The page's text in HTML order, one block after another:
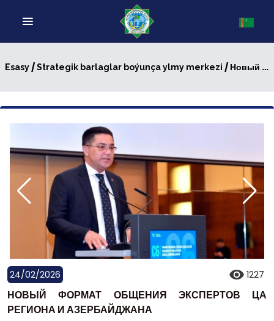
Esasy/Strategik barlaglar boýunça ylmy merkezi / Новый формат общения экспертов ЦА региона и Азербайджана
24/02/2026 1227
НОВЫЙ ФОРМАТ ОБЩЕНИЯ ЭКСПЕРТОВ ЦА
РЕГИОНА И АЗЕРБАЙДЖАНА